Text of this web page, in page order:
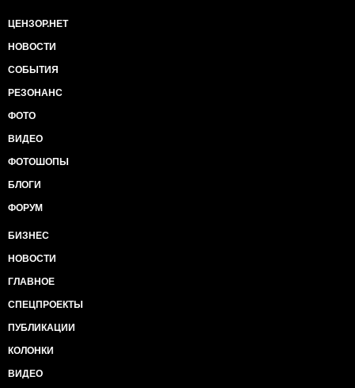
ЦЕНЗОР.НЕТ
НОВОСТИ
СОБЫТИЯ
РЕЗОНАНС
ФОТО
ВИДЕО
ФОТОШОПЫ
БЛОГИ
ФОРУМ
БИЗНЕС
НОВОСТИ
ГЛАВНОЕ
СПЕЦПРОЕКТЫ
ПУБЛИКАЦИИ
КОЛОНКИ
ВИДЕО